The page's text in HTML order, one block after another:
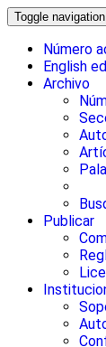
Toggle navigation
Número
English
Archivo
Publicar